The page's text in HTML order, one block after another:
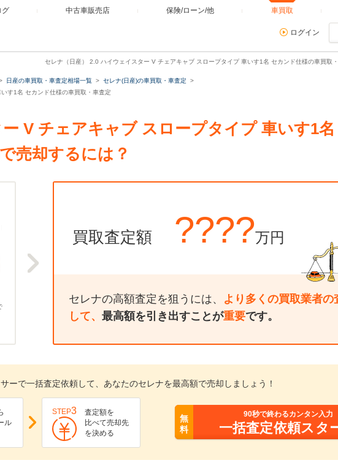
グ 中古車販売店 保険/ローン/他 車買取
ログイン
セレナ（日産） 2.0 ハイウェイスター V チェアキャブ スロープタイプ 車いす1名 セカンド仕様の車買取
日産の車買取・車査定相場一覧
セレナ(日産)の車買取・車査定
す1名 セカンド仕様の車買取・車査定
V チェアキャブ スロープタイプ 車いす1
売却するには？
買取査定額 ????万円
セレナの高額査定を狙うには、 より多くの買取業者の
して、 最高額を引き出すことが重要です。
ーで一括査定依頼して、あなたのセレナを最高額で売却しましょう！
ル
STEP3
査定額を
比べて売却先
を決める
無
料
90秒で終わるカンタン入力
一括査定依頼スタ